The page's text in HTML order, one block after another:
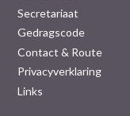
Secretariaat
Gedragscode
Contact & Route
Privacyverklaring
Links